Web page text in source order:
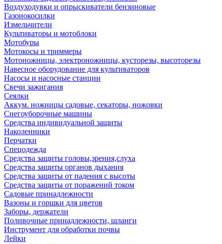
Воздуходувки и опрыскиватели бензиновые
Газонокосилки
Измельчители
Культиваторы и мотоблоки
Мотобуры
Мотокосы и триммеры
Мотоножницы, электроножницы, кусторезы, высоторезы
Навесное оборудование для культиваторов
Насосы и насосные станции
Свечи зажигания
Сеялки
Аккум. ножницы садовые, секаторы, ножовки
Снегоуборочные машины
Средства индивидуальной защиты
Наколенники
Перчатки
Спецодежда
Средства защиты головы,зрения,слуха
Средства защиты органов дыхания
Средства защиты от падения с высоты
Средства защиты от поражений током
Садовые принадлежности
Вазоны и горшки для цветов
Заборы, держатели
Поливочные принадлежности, шланги
Инструмент для обработки почвы
Лейки